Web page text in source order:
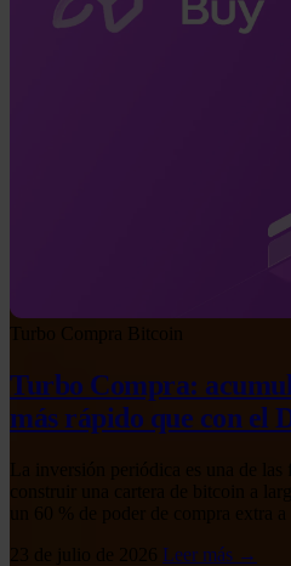
Turbo Compra Bitcoin
Turbo Compra:
más rápido que con el
construir una cartera de bitcoin a
Leer más →